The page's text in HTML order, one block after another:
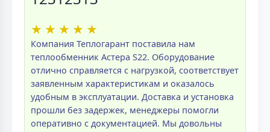
★ ★ ★ ★ ★
Компания Теплогарант поставила нам
теплообменник Астера S22. Оборудование
отлично справляется с нагрузкой, соответствует
заявленным характеристикам и оказалось
удобным в эксплуатации. Доставка и установка
прошли без задержек, менеджеры помогли
оперативно с документацией. Мы довольны